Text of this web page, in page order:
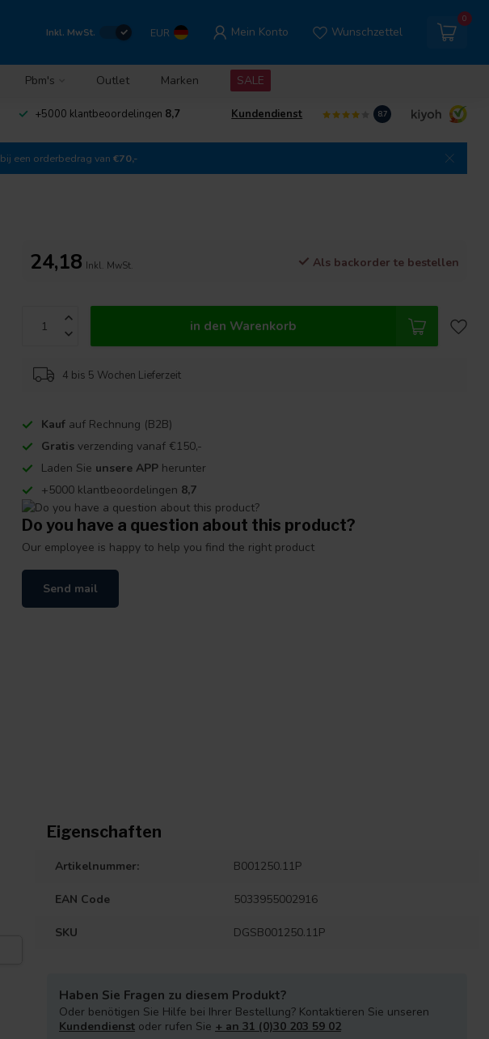
Inkl. MwSt. EUR Mein Konto Wunschzettel
0
Pbm's Outlet Marken SALE
+5000 klantbeoordelingen 8,7 Kundendienst 8.7
bij een orderbedrag van €70,-
24,18 Inkl. MwSt. Als backorder te bestellen
in den Warenkorb
4 bis 5 Wochen Lieferzeit
Kauf auf Rechnung (B2B)
Gratis verzending vanaf €150,-
Laden Sie unsere APP herunter
+5000 klantbeoordelingen 8,7
Do you have a question about this product?
Our employee is happy to help you find the right product
Send mail
Eigenschaften
Artikelnummer: B001250.11P
EAN Code 5033955002916
SKU DGSB001250.11P
Haben Sie Fragen zu diesem Produkt?
Oder benötigen Sie Hilfe bei Ihrer Bestellung? Kontaktieren Sie unseren
Kundendienst oder rufen Sie + an 31 (0)30 203 59 02